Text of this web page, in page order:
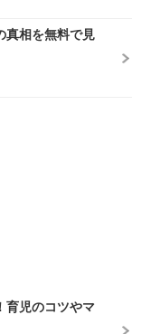
真相を無料で見
育児のコツやマ